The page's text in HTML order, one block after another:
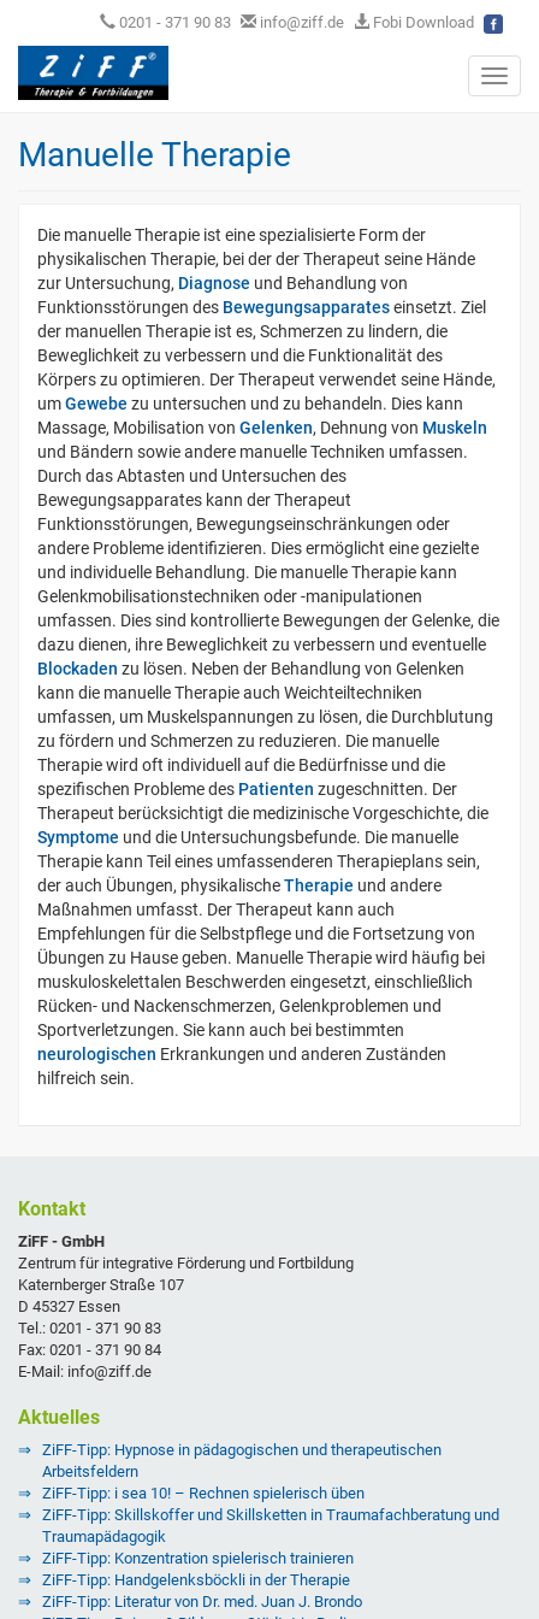
0201 - 371 90 83 info@ziff.de Fobi Download
Manuelle Therapie
Die manuelle Therapie ist eine spezialisierte Form der
physikalischen Therapie, bei der der Therapeut seine Hände
zur Untersuchung, Diagnose und Behandlung von
Funktionsstörungen des Bewegungsapparateseinsetzt. Ziel
der manuellen Therapie ist es, Schmerzen zu lindern, die
Beweglichkeit zu verbessern und die Funktionalität des
Körpers zu optimieren. Der Therapeut verwendet seine Hände,
umGewebe zu untersuchen und zu behandeln. Dies kann
Massage, Mobilisation von Gelenken, Dehnung von Muskeln
und Bändern sowie andere manuelle Techniken umfassen.
Durch das Abtasten und Untersuchen des
Bewegungsapparates kann der Therapeut
Funktionsstörungen, Bewegungseinschränkungen oder
andere Probleme identifizieren. Dies ermöglicht eine gezielte
und individuelle Behandlung. Die manuelle Therapie kann
Gelenkmobilisationstechniken oder -manipulationen
umfassen. Dies sind kontrollierte Bewegungen der Gelenke, die
dazu dienen, ihre Beweglichkeit zu verbessern und eventuelle
Blockaden zu lösen. Neben der Behandlung von Gelenken
kann die manuelle Therapie auch Weichteiltechniken
umfassen, um Muskelspannungen zu lösen, die Durchblutung
zu fördern und Schmerzen zu reduzieren. Die manuelle
Therapie wird oft individuell auf die Bedürfnisse und die
spezifischen Probleme des Patienten zugeschnitten. Der
Therapeut berücksichtigt die medizinische Vorgeschichte, die
Symptome und die Untersuchungsbefunde. Die manuelle
Therapie kann Teil eines umfassenderen Therapieplans sein,
der auch Übungen, physikalischeTherapie und andere
Maßnahmen umfasst. Der Therapeut kann auch
Empfehlungen für die Selbstpflege und die Fortsetzung von
Übungen zu Hause geben. Manuelle Therapie wird häufig bei
muskuloskelettalen Beschwerden eingesetzt, einschließlich
Rücken- und Nackenschmerzen, Gelenkproblemen und
Sportverletzungen. Sie kann auch bei bestimmten
neurologischen Erkrankungen und anderen Zuständen
hilfreich sein.
Kontakt
ZiFF - GmbH
Zentrum für integrative Förderung und Fortbildung
Katernberger Straße 107
D 45327 Essen
Tel.: 0201 - 371 90 83
Fax: 0201 - 371 90 84
E-Mail: info@ziff.de
Aktuelles
ZiFF-Tipp: Hypnose in pädagogischen und therapeutischen
Arbeitsfeldern
ZiFF-Tipp: i sea 10! – Rechnen spielerisch üben
ZiFF-Tipp: Skillskoffer und Skillsketten in Traumafachberatung und
Traumapädagogik
ZiFF-Tipp: Konzentration spielerisch trainieren
ZiFF-Tipp: Handgelenksböckli in der Therapie
ZiFF-Tipp: Literatur von Dr. med. Juan J. Brondo